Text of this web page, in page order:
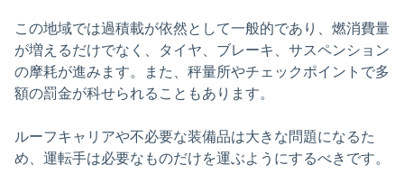
この地域では過積載が依然として一般的であり、燃消費量
が増えるだけでなく、タイヤ、ブレーキ、サスペンション
の摩耗が進みます。また、秤量所やチェックポイントで多
額の罰金が科せられることもあります。
ルーフキャリアや不必要な装備品は大きな問題になるた
め、運転手は必要なものだけを運ぶようにするべきです。